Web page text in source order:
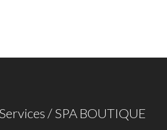
/ SPA BOUTIQUE